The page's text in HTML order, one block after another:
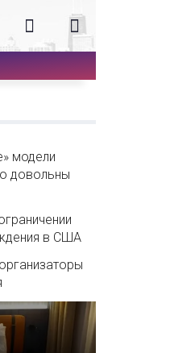
модели
довольны
в США